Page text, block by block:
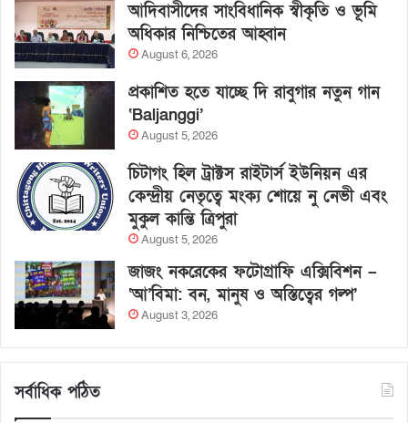
আদিবাসীদের সাংবিধানিক স্বীকৃতি ও ভূমি
অধিকার নিশ্চিতের আহ্বান
August 6, 2026
প্রকাশিত হতে যাচ্ছে দি রাবুগার নতুন গান
‘Baljanggi’
August 5, 2026
চিটাগং হিল ট্রাক্টস রাইটার্স ইউনিয়ন এর
কেন্দ্রীয় নেতৃত্বে মংক্য শোয়ে নু নেভী এবং
মুকুল কান্তি ত্রিপুরা
August 5, 2026
জাজং নকরেকের ফটোগ্রাফি এক্সিবিশন –
‘আ’বিমা: বন, মানুষ ও অস্তিত্বের গল্প’
August 3, 2026
সর্বাধিক পঠিত